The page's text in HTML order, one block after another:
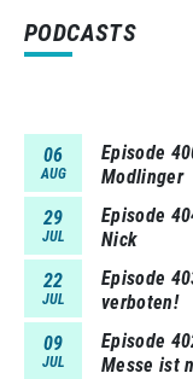
PODCASTS
06
AUG
Episode
Modlinger
29
JUL
Episode
Nick
22
JUL
Episode
verboten!
09
JUL
Episode
Messe ist